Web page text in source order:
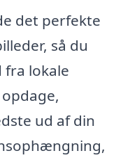
det perfekte
så du
lokale
ud af din